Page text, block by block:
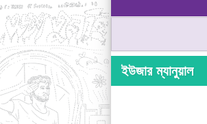
ইউজার ম্যানুয়াল